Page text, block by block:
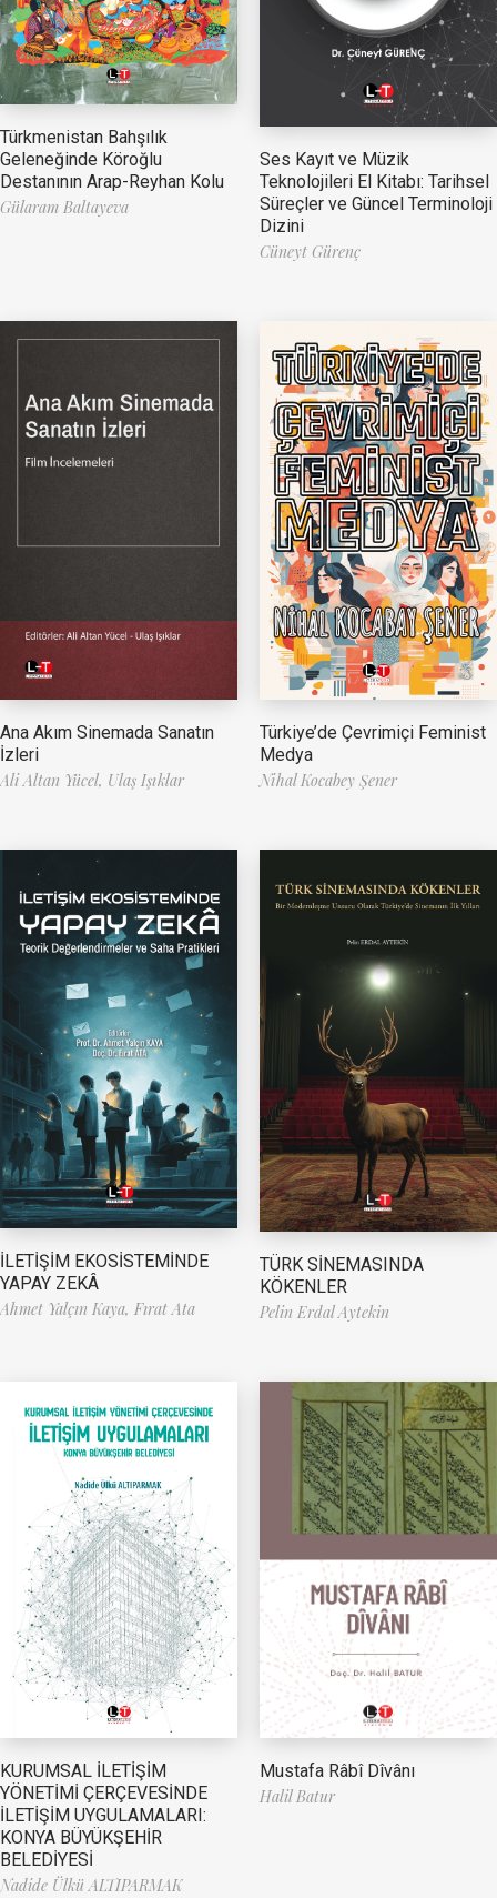
Türkmenistan Bahşılık
Geleneğinde Köroğlu
Destanının Arap-Reyhan Kolu
Gülaram Baltayeva
Ses Kayıt ve Müzik
Teknolojileri El Kitabı: Tarihsel
Süreçler ve Güncel Terminoloji
Dizini
Cüneyt Gürenç
Ana Akım Sinemada Sanatın
İzleri
Ali Altan Yücel, Ulaş Işıklar
Türkiye’de Çevrimiçi Feminist
Medya
Nihal Kocabey Şener
İLETİŞİM EKOSİSTEMİNDE
YAPAY ZEKÂ
Ahmet Yalçın Kaya, Fırat Ata
TÜRK SİNEMASINDA
KÖKENLER
Pelin Erdal Aytekin
KURUMSAL İLETİŞİM
YÖNETİMİ ÇERÇEVESİNDE
İLETİŞİM UYGULAMALARI:
KONYA BÜYÜKŞEHİR
BELEDİYESİ
Nadide Ülkü ALTIPARMAK
Mustafa Râbî Dîvânı
Halil Batur